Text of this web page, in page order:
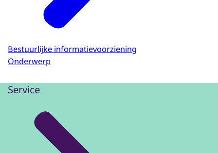
Bestuurlijke informatievoorziening
Onderwerp
Service